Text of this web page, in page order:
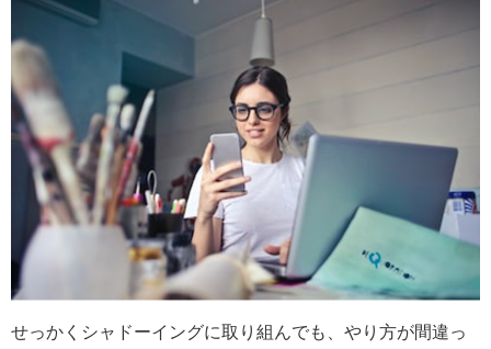
せっかくシャドーイングに取り組んでも、やり方が間違っ